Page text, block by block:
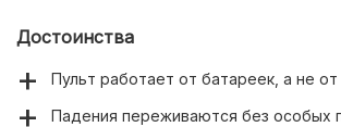
Достоинства
Пульт работает от батареек, а не от
Падения переживаются без особых